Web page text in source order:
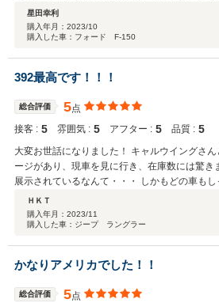
星田幸利
購入年月： 2023/10
購入した車：フォード F-150
392最高です！！！
総合評価 5点
接客 : 5 雰囲気 : 5 アフター : 5 品質 : 5
大変お世話になりました！ キャルウイングさんといえばルビコン392のイメ
ージがあり、現車を見に行き、在庫数には驚きました。 まさかこ
展示されているなんて・・・ しかもどの車もしっかりと仕上げられていて、
ものすごく綺麗でした。 店内も、外観も全てに清掃が行き届いており、キャ
ルウイングさんなら安心して車を購入できると感じました。
さんのおかげで392を購入でき、満足してます。 今後とも宜しくお願い致し
ＨＫＴ
購入年月： 2023/11
購入した車：ジープ ラングラー
かなりアメリカでした！！
総合評価 5点